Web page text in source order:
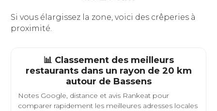
Si vous élargissez la zone, voici des crêperies à
proximité.
📊 Classement des meilleurs
restaurants dans un rayon de 20 km
autour de Bassens
Notes Google, distance et avis Rankeat pour
comparer rapidement les meilleures adresses locales